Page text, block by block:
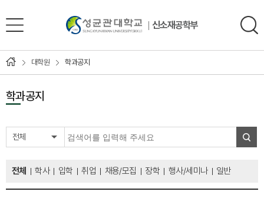
신소재공학부
대학원 학과공지
학과공지
전체
전체 학사 입학 취업 채용/모집 장학 행사/세미나 일반